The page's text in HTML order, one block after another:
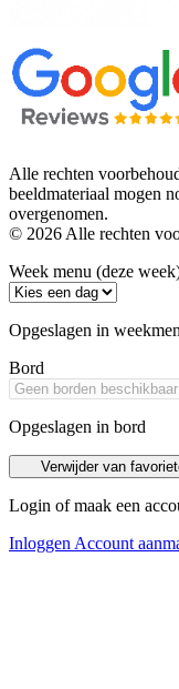
Alle rechten
beeldmateriaal mogen
overgenomen.
© 2026 Alle rechten
Week menu (deze
Opgeslagen in
Bord
Opgeslagen in bord
Verwijder van
Login of maak een
Inloggen Account